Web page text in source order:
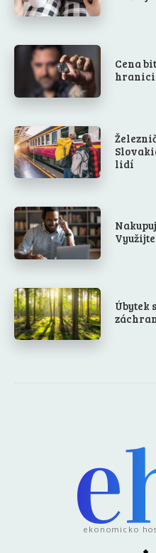
Cena
hranici
lidí
Úbytek
ekonomicko